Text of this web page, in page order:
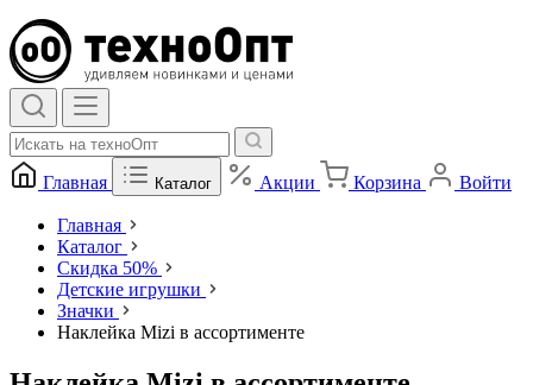
Главная Каталог Акции Корзина Войти
Главная
Каталог
Скидка 50%
Детские игрушки
Значки
Наклейка Mizi в ассортименте